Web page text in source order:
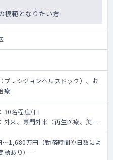
たい方
模範となりたい方
プレシジョンヘルスドック）、お
療
30名程度/日
外来、専門外来（再生医療、美容
合診療科）
簡単な脂肪採取・皮下組織採取
有）
1,680万円（勤務時間や日数によ
動あり）